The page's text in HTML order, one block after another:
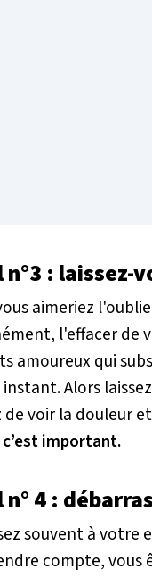
: laissez-
aimeriez
l'effacer de
amoureux qui
instant. Alors
de voir la douleur
important.
4:
souvent à votre
compte, vous